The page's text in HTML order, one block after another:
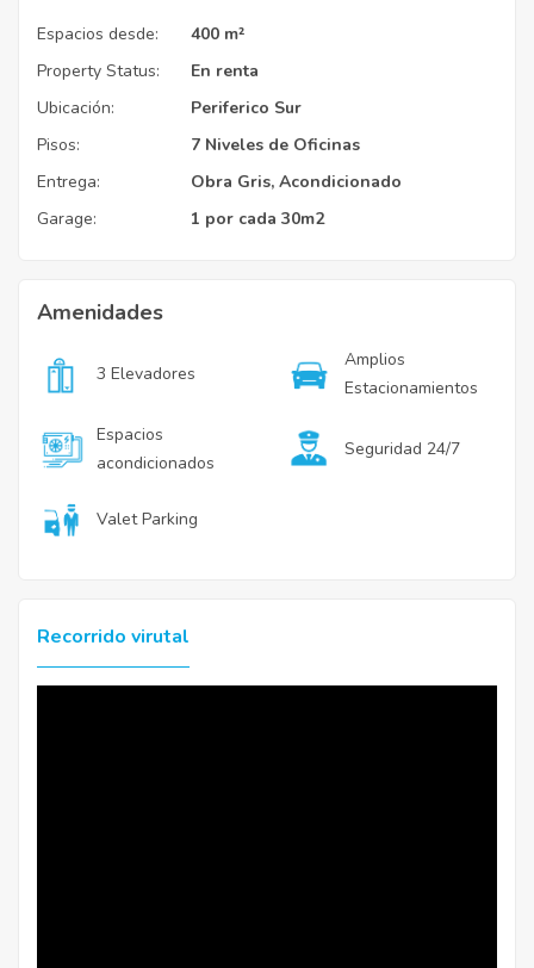
Espacios desde:
400 m²
Property Status:
En renta
Ubicación:
Periferico Sur
Pisos:
7 Niveles de Oficinas
Entrega:
Obra Gris, Acondicionado
Garage:
1 por cada 30m2
Amenidades
3 Elevadores
Amplios
Estacionamientos
Espacios
acondicionados
Seguridad 24/7
Valet Parking
Recorrido virutal